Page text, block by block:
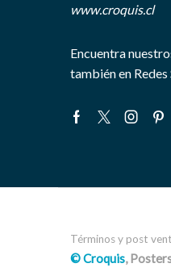
www.croquis.cl
Encuentra
también en Redes
Facebook
Twitter
Términos y post
© Croquis,